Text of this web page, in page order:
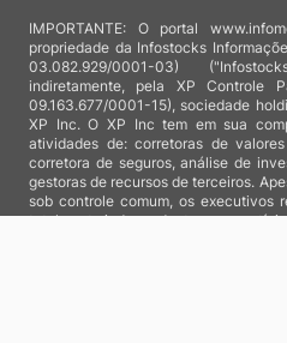
IMPORTANTE: O portal
propriedade da Infostocks
03.082.929/0001-03)
indiretamente, pela XP Controle
09.163.677/0001-15), sociedade
XP Inc. O XP Inc tem em sua
atividades de: corretoras de
corretora de seguros, análise de
gestoras de recursos de terceiros.
sob controle comum, os executivos
totalmente independentes e as